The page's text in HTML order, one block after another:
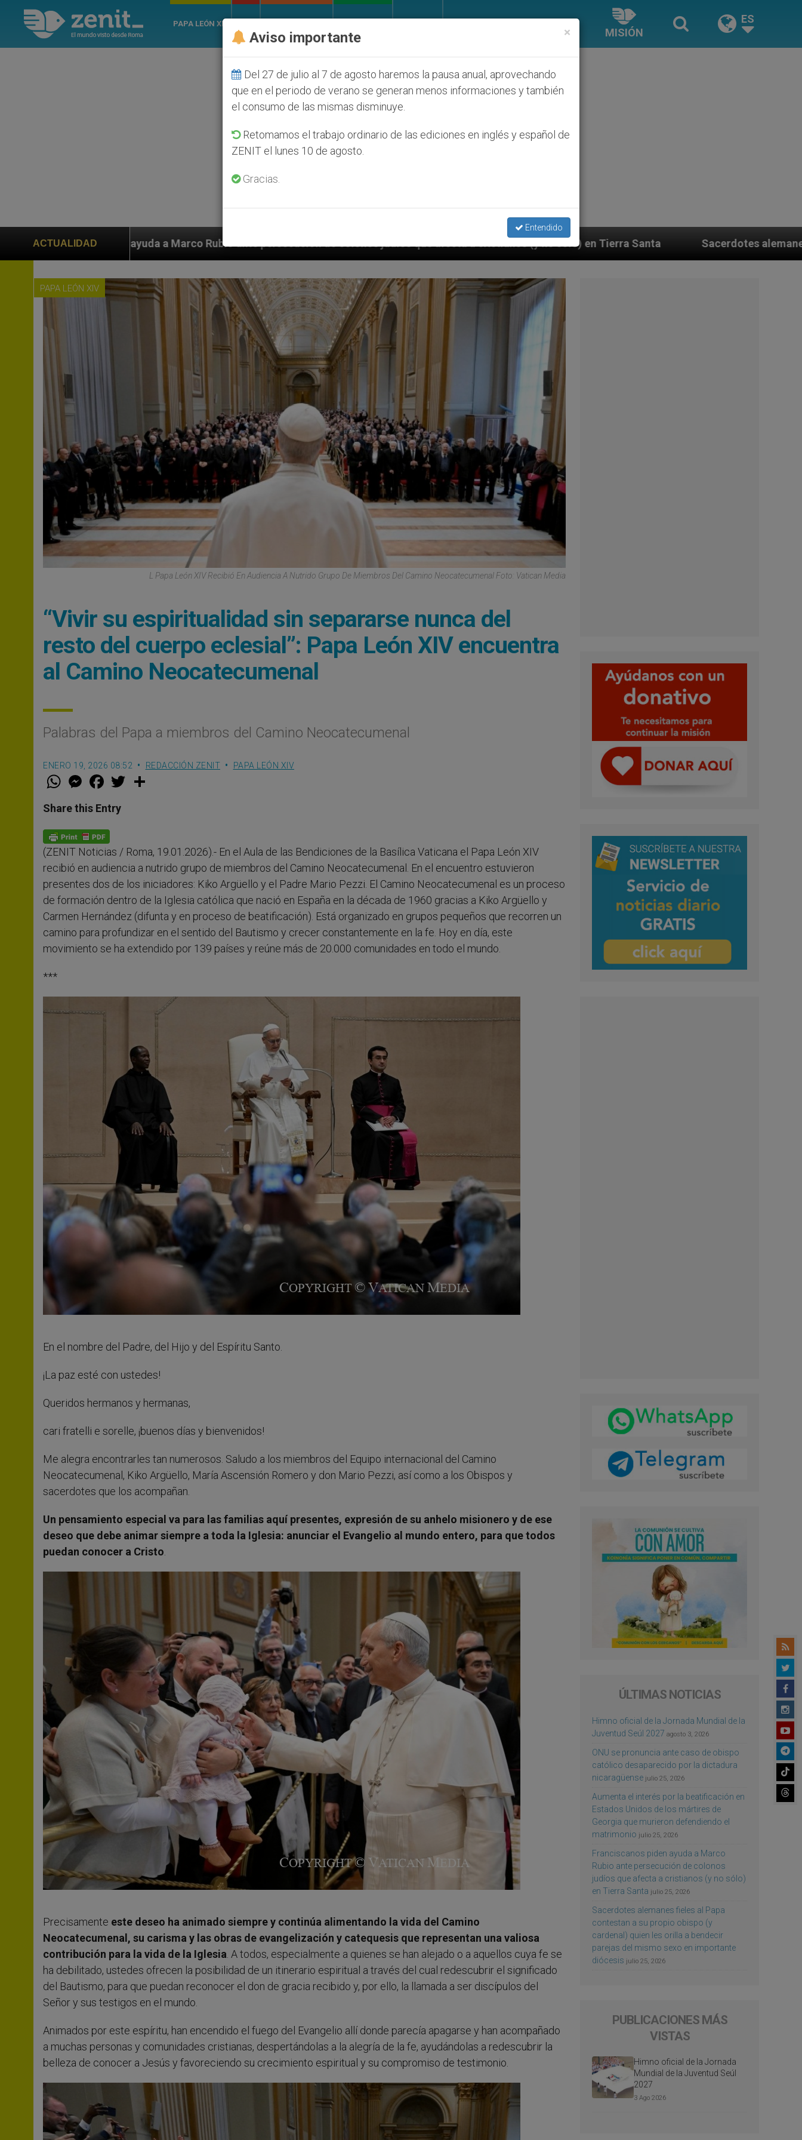
PAPA LEÓN XIV
MISIÓN
ES
ACTUALIDAD
Rubio ante persecución de colonos judíos que afecta a cristianos (y no sólo) en Tierra Santa Sacerdotes alemanes fieles al Papa contestan a su
PAPA LEÓN XIV
L Papa León XIV Recibió En Audiencia A Nutrido Grupo De Miembros Del Camino Neocatecumenal Foto: Vatican Media
“Vivir su espiritualidad sin separarse nunca del
resto del cuerpo eclesial”: Papa León XIV encuentra
al Camino Neocatecumenal
Palabras del Papa a miembros del Camino Neocatecumenal
ENERO 19, 2026 08:52 REDACCIÓN ZENIT PAPA LEÓN XIV
W
t
s
p
p
M
e
s
e
g
e
r
F
a
e
b
o
k
w
Share this Entry
(ZENIT Noticias / Roma, 19.01.2026).- En el Aula de las Bendiciones de la Basílica Vaticana el Papa León XIV
recibió en audiencia a nutrido grupo de miembros del Camino Neocatecumenal. En el encuentro estuvieron
presentes dos de los iniciadores: Kiko Argüello y el Padre Mario Pezzi. El Camino Neocatecumenal es un proceso
de formación dentro de la Iglesia católica que nació en España en la década de 1960 gracias a Kiko Argüello y
Carmen Hernández (difunta y en proceso de beatificación). Está organizado en grupos pequeños que recorren un
camino para profundizar en el sentido del Bautismo y crecer constantemente en la fe. Hoy en día, este
movimiento se ha extendido por 139 países y reúne más de 20.000 comunidades en todo el mundo.
***
En el nombre del Padre, del Hijo y del Espíritu Santo.
¡La paz esté con ustedes!
Queridos hermanos y hermanas,
cari fratelli e sorelle, ¡buenos días y bienvenidos!
Me alegra encontrarles tan numerosos. Saludo a los miembros del Equipo internacional del Camino
Neocatecumenal, Kiko Argüello, María Ascensión Romero y don Mario Pezzi, así como a los Obispos y
sacerdotes que los acompañan.
Un pensamiento especial va para las familias aquí presentes, expresión de su anhelo misionero y de ese
deseo que debe animar siempre a toda la Iglesia: anunciar el Evangelio al mundo entero, para que todos
puedan conocer a Cristo
Precisamente este deseo ha animado siempre y continúa alimentando la vida del Camino
Neocatecumenal, su carisma y las obras de evangelización y catequesis que representan una valiosa
contribución para la vida de la Iglesia . A todos, especialmente a quienes se han alejado o a aquellos cuya fe se
ha debilitado, ustedes ofrecen la posibilidad de un itinerario espiritual a través del cual redescubrir el significado
del Bautismo, para que puedan reconocer el don de gracia recibido y, por ello, la llamada a ser discípulos del
Señor y sus testigos en el mundo.
Animados por este espíritu, han encendido el fuego del Evangelio allí donde parecía apagarse y han acompañado
a muchas personas y comunidades cristianas, despertándolas a la alegría de la fe, ayudándolas a redescubrir la
belleza de conocer a Jesús y favoreciendo su crecimiento espiritual y su compromiso de testimonio.
ÚLTIMAS NOTICIAS
Himno oficial de la Jornada Mundial de la
Juventud Seúl 2027 agosto 3, 2026
ONU se pronuncia ante caso de obispo
católico desaparecido por la dictadura
nicaragüense julio 25, 2026
Aumenta el interés por la beatificación en
Estados Unidos de los mártires de
Georgia que murieron defendiendo el
matrimonio julio 25, 2026
Franciscanos piden ayuda a Marco
Rubio ante persecución de colonos
judíos que afecta a cristianos (y no sólo)
en Tierra Santa julio 25, 2026
Sacerdotes alemanes fieles al Papa
contestan a su propio obispo (y
cardenal) quien les orilla a bendecir
parejas del mismo sexo en importante
diócesis julio 25, 2026
PUBLICACIONES MÁS
VISTAS
Himno oficial de la Jornada
Mundial de la Juventud Seúl
2027
3 Ago 2026
×
Aviso importante
Del 27 de julio al 7 de agosto haremos la pausa anual, aprovechando
que en el periodo de verano se generan menos informaciones y también
el consumo de las mismas disminuye.
Retomamos el trabajo ordinario de las ediciones en inglés y español de
ZENIT el lunes 10 de agosto.
Gracias.
Entendido